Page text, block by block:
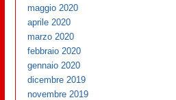
maggio 2020
aprile 2020
marzo 2020
febbraio 2020
gennaio 2020
dicembre 2019
novembre 2019